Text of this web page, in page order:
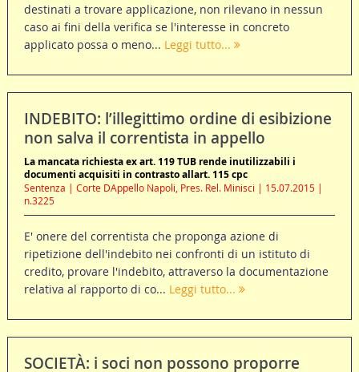
destinati a trovare applicazione, non rilevano in nessun
caso ai fini della verifica se l'interesse in concreto
applicato possa o meno... Leggi tutto...
INDEBITO: l’illegittimo ordine di esibizione
non salva il correntista in appello
La mancata richiesta ex art. 119 TUB rende inutilizzabili i
documenti acquisiti in contrasto allart. 115 cpc
Sentenza | Corte DAppello Napoli, Pres. Rel. Minisci | 15.07.2015 |
n.3225
E' onere del correntista che proponga azione di
ripetizione dell'indebito nei confronti di un istituto di
credito, provare l'indebito, attraverso la documentazione
relativa al rapporto di co... Leggi tutto...
SOCIETÀ: i soci non possono proporre